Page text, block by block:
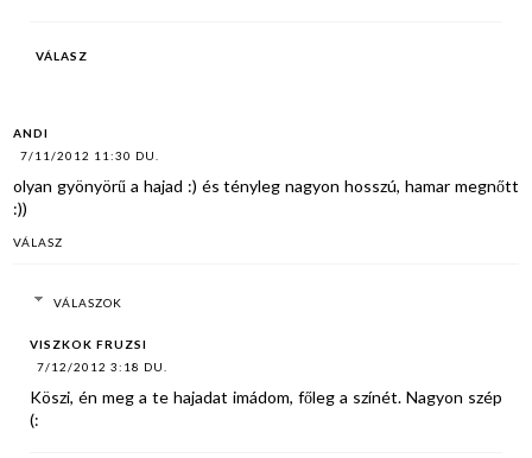
VÁLASZ
ANDI
7/11/2012 11:30 DU.
olyan gyönyörű a hajad :) és tényleg nagyon hosszú, hamar megnőtt
:))
VÁLASZ
VÁLASZOK
VISZKOK FRUZSI
7/12/2012 3:18 DU.
Köszi, én meg a te hajadat imádom, főleg a színét. Nagyon szép
(: